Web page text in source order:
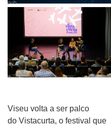
pub
Viseu volta a ser palco
do Vistacurta, o festival que